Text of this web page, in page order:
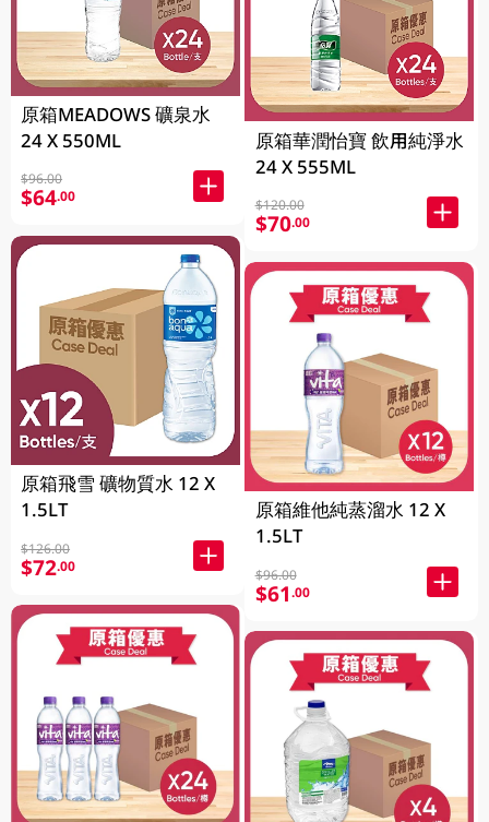
原箱MEADOWS 礦泉水
24 X 550ML
$96.00
$64.00
原箱飛雪 礦物質水 12 X
1.5LT
$126.00
$72.00
原箱華潤怡寶 飲用純淨水
24 X 555ML
$120.00
$70.00
原箱維他純蒸溜水 12 X
1.5LT
$96.00
$61.00